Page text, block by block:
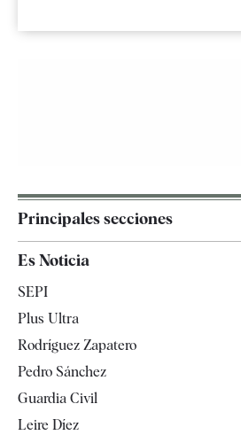
Principales secciones
España
Televisión
Es Noticia
SEPI
Plus Ultra
Rodríguez Zapatero
Pedro Sánchez
Guardia Civil
Leire Díez